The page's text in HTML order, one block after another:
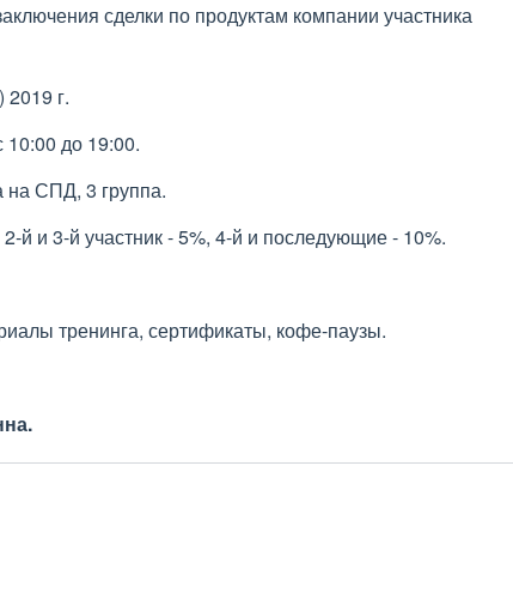
сделки по продуктам компании участника
2019 г.
10:00 до 19:00.
на СПД, 3 группа.
2-й и 3-й участник - 5%, 4-й и последующие - 10%.
тренинга, сертификаты, кофе-паузы.